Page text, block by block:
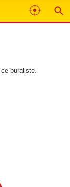
ce buraliste.